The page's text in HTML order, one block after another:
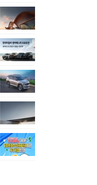
이 아니라
인 ‘은퇴연
는 것이다.
끝이 있
국으로 나
장소라고
장이 후배
의 조언을
물처럼 흐
』는 단순
패를 두려
자신에 대
을 풍요롭
주는 지혜
.김용환 전
가 크더라
작은 것부
나가
아픈 실패
된다는 긍